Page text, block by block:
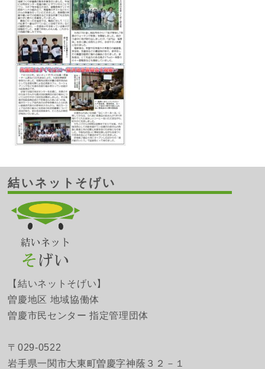
結いネットそげい
【結いネットそげい】
曽慶地区 地域協働体
曽慶市民センター 指定管理団体
〒029-0522
岩手県一関市大東町曽慶字神蔭３２－１